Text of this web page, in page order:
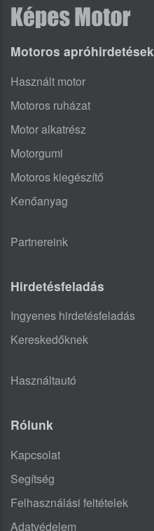
Motoros apróhirdetések
Használt motor
Motoros ruházat
Motor alkatrész
Motorgumi
Motoros kiegészítő
Kenőanyag
Partnereink
Hirdetésfeladás
Ingyenes hirdetésfeladás
Kereskedőknek
Használtautó
Rólunk
Kapcsolat
Segítség
Felhasználási feltételek
Adatvédelem